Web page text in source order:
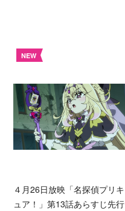
NEW
４月26日放映「名探偵プリキ
ュア！」第13話あらすじ先行